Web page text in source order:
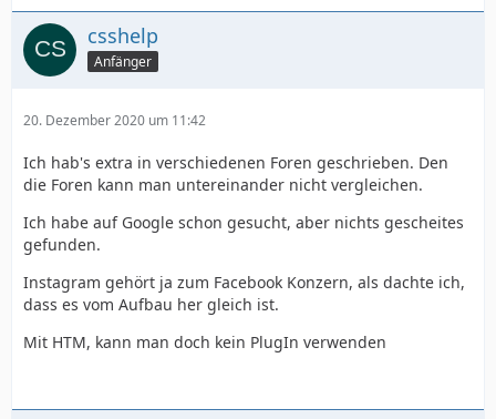
csshelp
Anfänger
20. Dezember 2020 um 11:42
Ich hab's extra in verschiedenen Foren geschrieben. Den
die Foren kann man untereinander nicht vergleichen.
Ich habe auf Google schon gesucht, aber nichts gescheites
gefunden.
Instagram gehört ja zum Facebook Konzern, als dachte ich,
dass es vom Aufbau her gleich ist.
Mit HTM, kann man doch kein PlugIn verwenden